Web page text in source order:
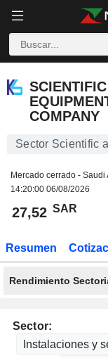
COMPANY
Sector Scientific
Mercado cerrado - Saudi
14:20:00 06/08/2026
27,52 SAR
Resumen
Rendimiento
Sector: